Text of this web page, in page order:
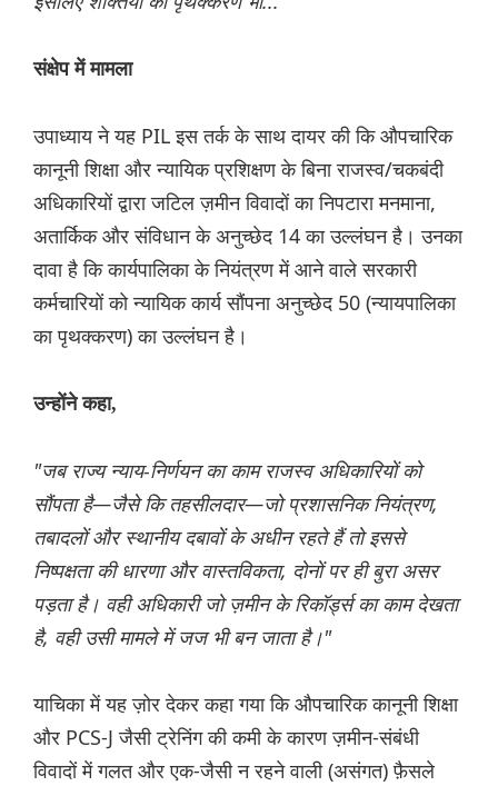
संक्षेप में मामला
उपाध्याय ने यह PIL इस तर्क के साथ दायर की कि औपचारिक
कानूनी शिक्षा और न्यायिक प्रशिक्षण के बिना राजस्व/चकबंदी
अधिकारियों द्वारा जटिल ज़मीन विवादों का निपटारा मनमाना,
अतार्किक और संविधान के अनुच्छेद 14 का उल्लंघन है। उनका
दावा है कि कार्यपालिका के नियंत्रण में आने वाले सरकारी
कर्मचारियों को न्यायिक कार्य सौंपना अनुच्छेद 50 (न्यायपालिका
का पृथक्करण) का उल्लंघन है।
उन्होंने कहा,
"जब राज्य न्याय-निर्णयन का काम राजस्व अधिकारियों को
सौंपता है—जैसे कि तहसीलदार—जो प्रशासनिक नियंत्रण,
तबादलों और स्थानीय दबावों के अधीन रहते हैं तो इससे
निष्पक्षता की धारणा और वास्तविकता, दोनों पर ही बुरा असर
पड़ता है। वही अधिकारी जो ज़मीन के रिकॉर्ड्स का काम देखता
है, वही उसी मामले में जज भी बन जाता है।"
याचिका में यह ज़ोर देकर कहा गया कि औपचारिक कानूनी शिक्षा
और PCS-J जैसी ट्रेनिंग की कमी के कारण ज़मीन-संबंधी
विवादों में गलत और एक-जैसी न रहने वाली (असंगत) फ़ैसले